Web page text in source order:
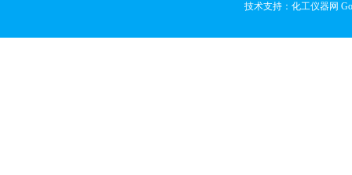
技术支持：化工仪器网